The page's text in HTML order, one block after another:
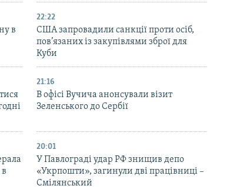
в
22:22
США запровадили санкції проти осіб,
пов’язаних із закупівлями зброї для
Куби
21:16
В офісі Вучича анонсували візит
Зеленського до Сербії
20:01
У Павлограді удар РФ знищив депо
«Укрпошти», загинули дві працівниці –
Смілянський